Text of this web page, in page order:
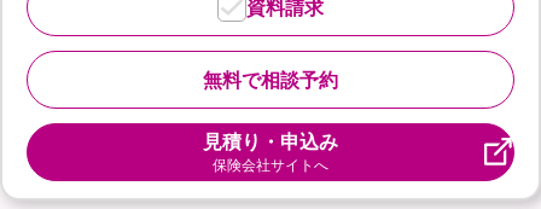
無料で相談予約
資料請求
見積り・申込み
保険会社サイトへ